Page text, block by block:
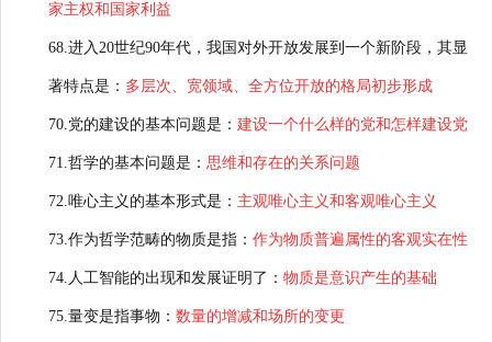
家主权和国家利益
68.进入20世纪90年代，我国对外开放发展到一个新阶段，其显
著特点是： 多层次、宽领域、全方位开放的格局初步形成
70.党的建设的基本问题是： 建设一个什么样的党和怎样建设党
71.哲学的基本问题是： 思维和存在的关系问题
72.唯心主义的基本形式是： 主观唯心主义和客观唯心主义
73.作为哲学范畴的物质是指： 作为物质普遍属性的客观实在性
74.人工智能的出现和发展证明了： 物质是意识产生的基础
75.量变是指事物： 数量的增减和场所的变更